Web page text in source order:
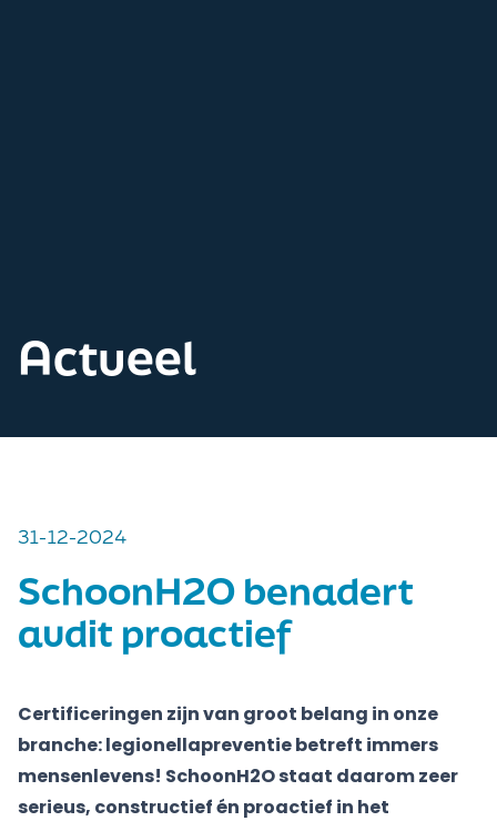
Actueel
31-12-2024
SchoonH2O benadert
audit proactief
Certificeringen zijn van groot belang in onze
branche: legionellapreventie betreft immers
mensenlevens! SchoonH2O staat daarom zeer
serieus, constructief én proactief in het